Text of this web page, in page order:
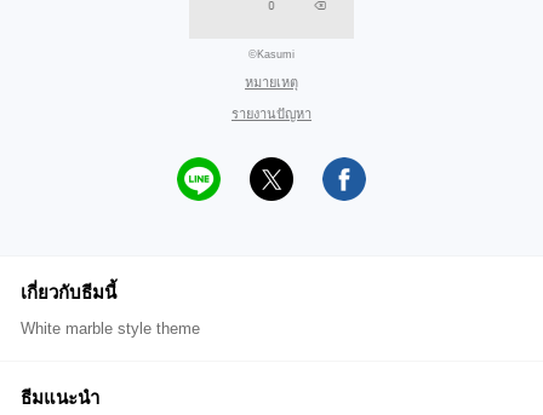
©Kasumi
หมายเหตุ
รายงานปัญหา
เกี่ยวกับธีมนี้
White marble style theme
ธีมแนะนำ